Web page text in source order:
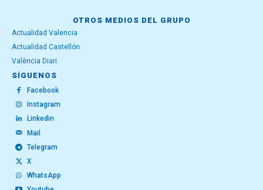
OTROS MEDIOS DEL GRUPO
Actualidad Valencia
Actualidad Castellón
València Diari
SÍGUENOS
Facebook
Instagram
Linkedin
Mail
Telegram
X
WhatsApp